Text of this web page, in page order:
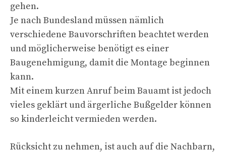
gehen.
Je nach Bundesland müssen nämlich
verschiedene Bauvorschriften beachtet werden
und möglicherweise benötigt es einer
Baugenehmigung, damit die Montage beginnen
kann.
Mit einem kurzen Anruf beim Bauamt ist jedoch
vieles geklärt und ärgerliche Bußgelder können
so kinderleicht vermieden werden.
Rücksicht zu nehmen, ist auch auf die Nachbarn,